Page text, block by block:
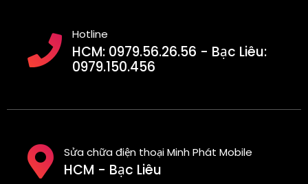
Hotline
HCM: 0979.56.26.56 - Bạc Liêu:
0979.150.456
Sửa chữa điện thoại Minh Phát Mobile
HCM - Bạc Liêu